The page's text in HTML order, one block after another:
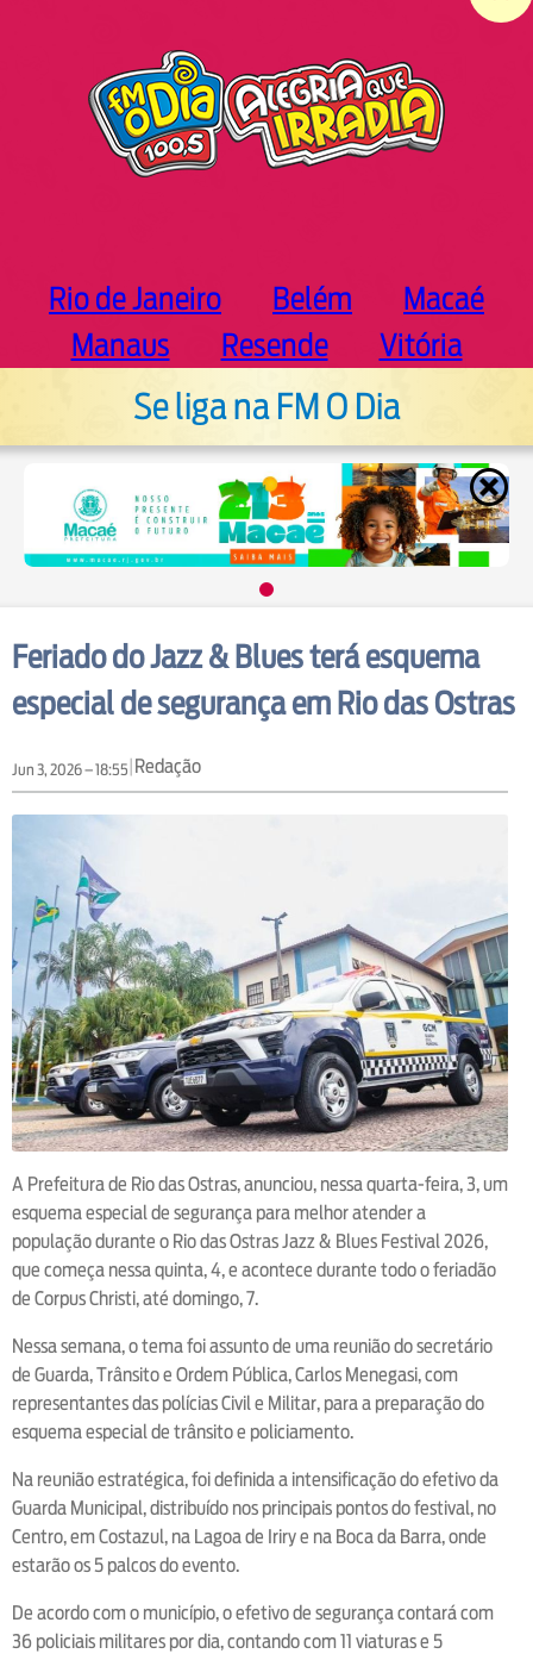
Rio de Janeiro Belém
Macaé
Manaus
Resende Vitória
Se liga na FM O Dia
Feriado do Jazz & Blues terá esquema
especial de segurança em Rio das Ostras
Jun 3, 2026 – 18:55 |Redação
A Prefeitura de Rio das Ostras, anunciou, nessa quarta-feira, 3, um
esquema especial de segurança para melhor atender a
população durante o Rio das Ostras Jazz & Blues Festival 2026,
que começa nessa quinta, 4, e acontece durante todo o feriadão
de Corpus Christi, até domingo, 7.
Nessa semana, o tema foi assunto de uma reunião do secretário
de Guarda, Trânsito e Ordem Pública, Carlos Menegasi, com
representantes das polícias Civil e Militar, para a preparação do
esquema especial de trânsito e policiamento.
Na reunião estratégica, foi definida a intensificação do efetivo da
Guarda Municipal, distribuído nos principais pontos do festival, no
Centro, em Costazul, na Lagoa de Iriry e na Boca da Barra, onde
estarão os 5 palcos do evento.
De acordo com o município, o efetivo de segurança contará com
36 policiais militares por dia, contando com 11 viaturas e 5